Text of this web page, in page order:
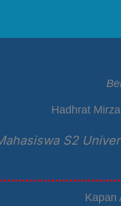
Hadhrat
S2
Kapan